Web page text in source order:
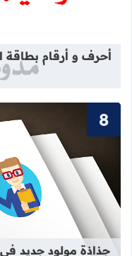
أحرف و أرقام بطاقة
جذاذة مولود جديد